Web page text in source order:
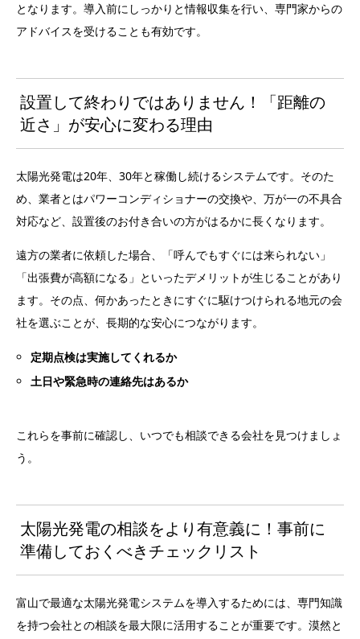
となります。導入前にしっかりと情報収集を行い、専門家からの
アドバイスを受けることも有効です。
設置して終わりではありません！「距離の
近さ」が安心に変わる理由
太陽光発電は20年、30年と稼働し続けるシステムです。そのた
め、業者とはパワーコンディショナーの交換や、万が一の不具合
対応など、設置後のお付き合いの方がはるかに長くなります。
遠方の業者に依頼した場合、「呼んでもすぐには来られない」
「出張費が高額になる」といったデメリットが生じることがあり
ます。その点、何かあったときにすぐに駆けつけられる地元の会
社を選ぶことが、長期的な安心につながります。
定期点検は実施してくれるか
土日や緊急時の連絡先はあるか
これらを事前に確認し、いつでも相談できる会社を見つけましょ
う。
太陽光発電の相談をより有意義に！事前に
準備しておくべきチェックリスト
富山で最適な太陽光発電システムを導入するためには、専門知識
を持つ会社との相談を最大限に活用することが重要です。漠然と